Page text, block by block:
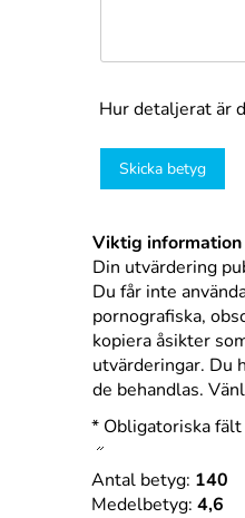
Hur detaljerat är
Skicka betyg
Viktig information
Din utvärdering
Du får inte
pornografiska,
kopiera åsikter
utvärderingar. Du
de behandlas.
* Obligatoriska fält
Antal betyg: 140
Medelbetyg: 4,6